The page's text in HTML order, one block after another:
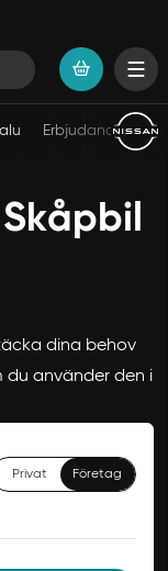
Erbjudanden
dina behov
du använder den i
Privat Företag